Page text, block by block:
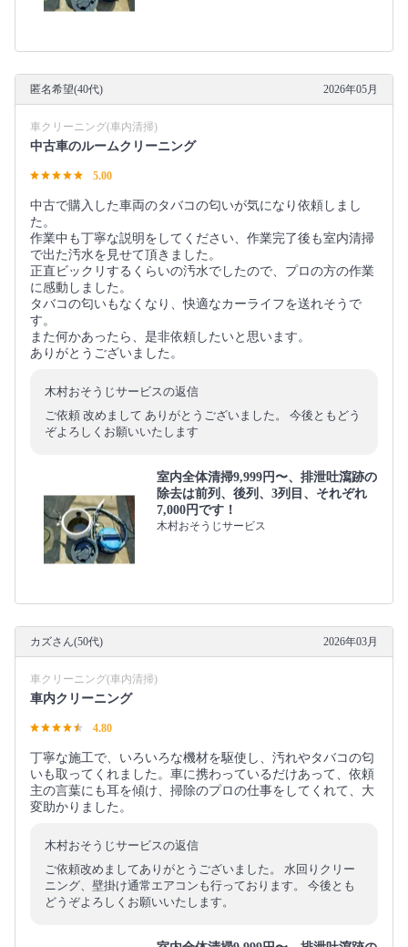
匿名希望(40代) 2026年05月
車クリーニング(車内清掃)
中古車のルームクリーニング
5.00
中古で購入した車両のタバコの匂いが気になり依頼しまし
た。
作業中も丁寧な説明をしてください、作業完了後も室内清掃
で出た汚水を見せて頂きました。
正直ビックリするくらいの汚水でしたので、プロの方の作業
に感動しました。
タバコの匂いもなくなり、快適なカーライフを送れそうで
す。
また何かあったら、是非依頼したいと思います。
ありがとうございました。
木村おそうじサービスの返信
ご依頼 改めまして ありがとうございました。 今後ともどう
ぞよろしくお願いいたします
室内全体清掃9,999円〜、排泄吐瀉跡の
除去は前列、後列、3列目、それぞれ
7,000円です！
木村おそうじサービス
カズさん(50代) 2026年03月
車クリーニング(車内清掃)
車内クリーニング
4.80
丁寧な施工で、いろいろな機材を駆使し、汚れやタバコの匂
いも取ってくれました。車に携わっているだけあって、依頼
主の言葉にも耳を傾け、掃除のプロの仕事をしてくれて、大
変助かりました。
木村おそうじサービスの返信
ご依頼改めましてありがとうございました。 水回りクリー
ニング、壁掛け通常エアコンも行っております。 今後とも
どうぞよろしくお願いいたします。